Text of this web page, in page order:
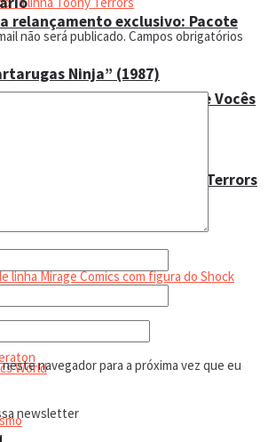
o Pescador de “Eu Sei o Que Vocês
Passado” à linha Toony Terrors
relançamento exclusivo: Pacote
Ninja” (1987)
World
não será publicado. Campos obrigatórios
navegador para a próxima vez que eu
newsletter